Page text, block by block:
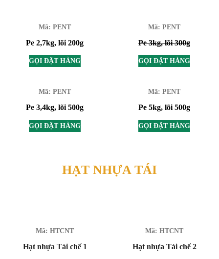
Mã: PENT
Pe 2,7kg, lõi 200g
GỌI ĐẶT HÀNG
Mã: PENT
Pe 3kg, lõi 300g
GỌI ĐẶT HÀNG
Mã: PENT
Pe 3,4kg, lõi 500g
GỌI ĐẶT HÀNG
Mã: PENT
Pe 5kg, lõi 500g
GỌI ĐẶT HÀNG
HẠT NHỰA TÁI
Mã: HTCNT
Hạt nhựa Tái chế 1
Mã: HTCNT
Hạt nhựa Tái chế 2